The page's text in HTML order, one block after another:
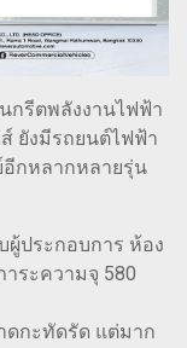
กรีตพลังงานไฟฟ้า
ส์ ยังมีรถยนต์ไฟฟ้า
กหลากหลายรุ่น
ผู้ประกอบการ ห้อง
ระความจุ 580
ดกะทัดรัด แต่มาก